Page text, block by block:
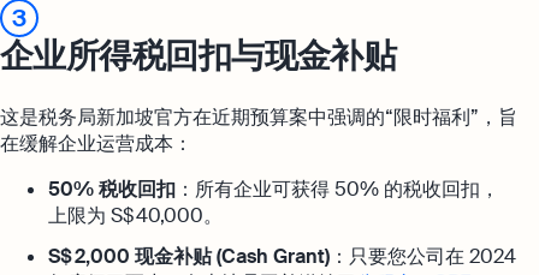
3
企业所得税回扣与现金补贴
这是税务局新加坡官方在近期预算案中强调的“限时福利”，旨
在缓解企业运营成本：
50% 税收回扣 ：所有企业可获得 50% 的税收回扣，
上限为 S$ 40,000。
S$ 2,000 现金补贴 (Cash Grant) ：只要您公司在 2024